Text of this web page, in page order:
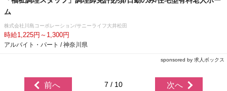
ム
株式会社川島コーポレーション/サニーライフ大井松田
時給1,225円～1,300円
アルバイト・パート / 神奈川県
sponsored by 求人ボックス
前へ 7 / 10 次へ